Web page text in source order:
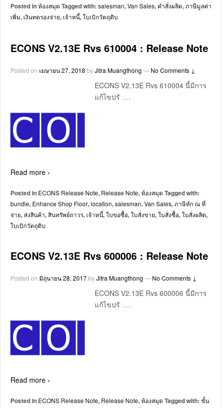
Posted inห้องสมุด Tagged with: salesman,Van Sales, คำสั่งผลิต,ภาษีมูลค่า
เพิ่ม, เงินทดรองจ่าย, เจ้าหนี้,ใบเบิกวัตถุดิบ
ECONS V2.13E Rvs 610004 : Release Note
Posted on เมษายน 27, 2018 byJitra Muangthong — No Comments ↓
ECONS V2.13E Rvs 610004 นี้มีการ
แก้ไขปรั …
Read more ›
Posted in ECONS Release Note, Release Note,ห้องสมุด Tagged with:
bundle, Enhance Shop Floor,location,salesman,Van Sales,ภาษีหัก ณ ที่
จ่าย,ส่งสินค้า,สินทรัพย์ถาวร, เจ้าหนี้,ใบขอซื้อ,ใบสั่งขาย,ใบสั่งซื้อ,ใบสั่งผลิต,
ใบเบิกวัตถุดิบ
ECONS V2.13E Rvs 600006 : Release Note
Posted on มิถุนายน 28, 2017byJitra Muangthong — No Comments ↓
ECONS V2.13E Rvs 600006 นี้มีการ
แก้ไขปรั …
Read more ›
Posted in ECONS Release Note, Release Note,ห้องสมุด Tagged with: ขั้น